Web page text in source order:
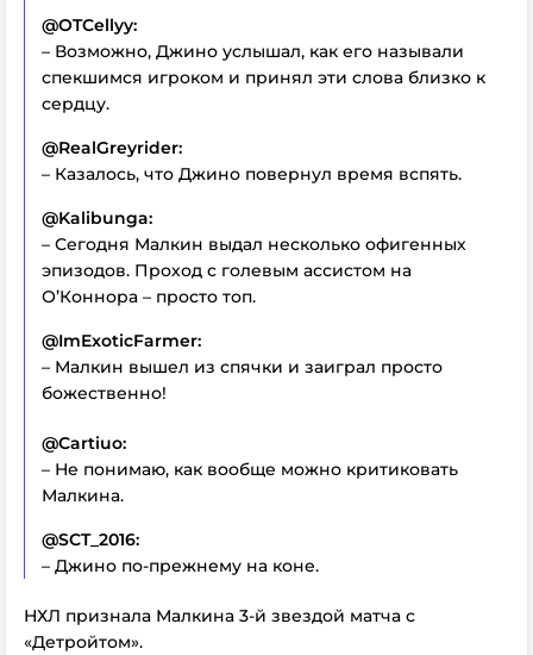
@OTCellyy:
– Возможно, Джино услышал, как его называли
спекшимся игроком и принял эти слова близко к
сердцу.
@RealGreyrider:
– Казалось, что Джино повернул время вспять.
@Kalibunga:
– Сегодня Малкин выдал несколько офигенных
эпизодов. Проход с голевым ассистом на
О’Коннора – просто топ.
@ImExoticFarmer:
– Малкин вышел из спячки и заиграл просто
божественно!
@Cartiuo:
– Не понимаю, как вообще можно критиковать
Малкина.
@SCT_2016:
– Джино по-прежнему на коне.
НХЛ признала Малкина 3-й звездой матча с
«Детройтом».